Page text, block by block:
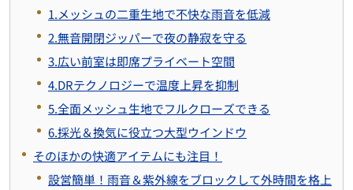
1.メッシュの二重生地で不快な雨音を低減
2.無音開閉ジッパーで夜の静寂を守る
3.広い前室は即席プライベート空間
4.DRテクノロジーで温度上昇を抑制
5.全面メッシュ生地でフルクローズできる
6.採光＆換気に役立つ大型ウインドウ
そのほかの快適アイテムにも注目！
設営簡単！雨音＆紫外線をブロックして外時間を格上